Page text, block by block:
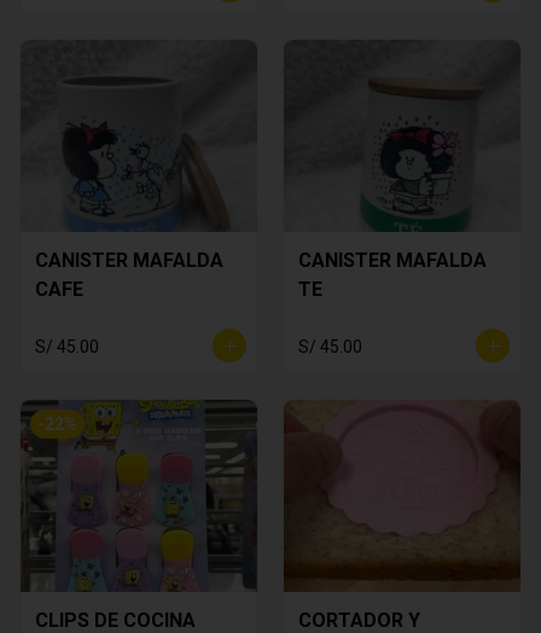
CANISTER MAFALDA
CAFE
S/ 45.00
CANISTER MAFALDA
TE
S/ 45.00
-22%
CLIPS DE COCINA
CORTADOR Y